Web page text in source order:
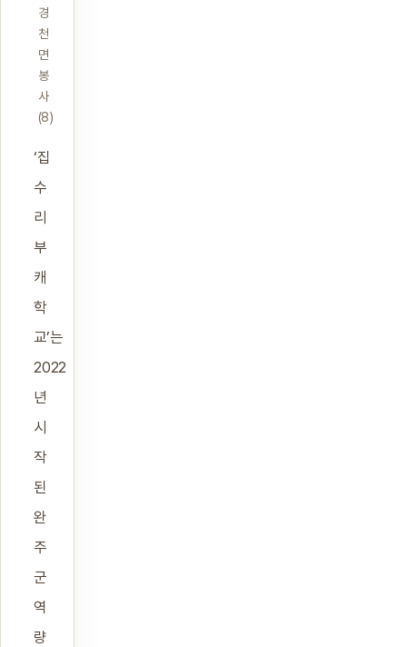
경
천
면
봉
사
(8)
‘집
수
리
부
캐
학
교’는
2022
년
시
작
된
완
주
군
역
량